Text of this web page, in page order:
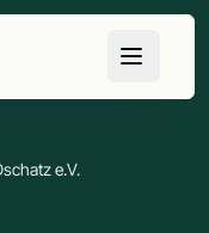
e.V.